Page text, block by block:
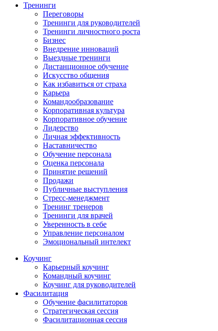
Тренинги
Переговоры
Тренинги для руководителей
Тренинги личностного роста
Бизнес
Внедрение инноваций
Выездные тренинги
Дистанционное обучение
Искусство общения
Как избавиться от страха
Карьера
Командообразование
Корпоративная культура
Корпоративное обучение
Лидерство
Личная эффективность
Наставничество
Обучение персонала
Оценка персонала
Принятие решений
Продажи
Публичные выступления
Стресс-менеджмент
Тренинг тренеров
Тренинги для врачей
Уверенность в себе
Управление персоналом
Эмоциональный интелект
Коучинг
Карьерный коучинг
Командный коучинг
Коучинг для руководителей
Фасилитация
Обучение фасилитаторов
Стратегическая сессия
Фасилитационная сессия